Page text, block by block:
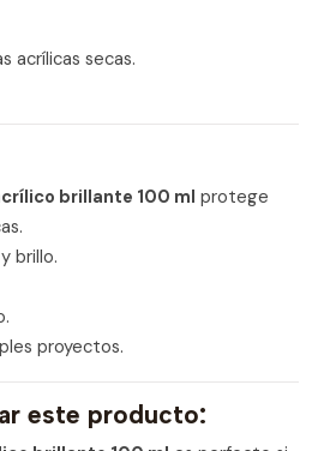
acrílicas secas.
brillante 100 ml protege
brillo.
proyectos.
este producto: